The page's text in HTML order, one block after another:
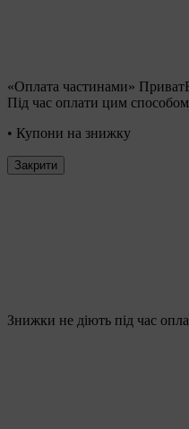
«Оплата частинами»
Під час оплати цим
• Купони на знижку
Закрити
Знижки не діють під час